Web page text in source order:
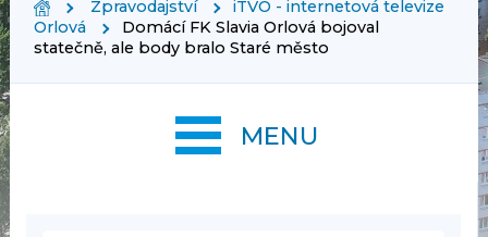
Zpravodajství
iTVO - internetová televize
Orlová
Domácí FK Slavia Orlová bojoval
statečně, ale body bralo Staré město
MENU